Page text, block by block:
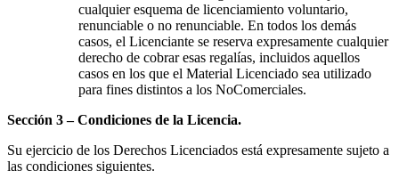
cualquier esquema de licenciamiento voluntario,
renunciable o no renunciable. En todos los demás
casos, el Licenciante se reserva expresamente cualquier
derecho de cobrar esas regalías, incluidos aquellos
casos en los que el Material Licenciado sea utilizado
para fines distintos a los NoComerciales.
Sección 3 – Condiciones de la Licencia.
Su ejercicio de los Derechos Licenciados está expresamente sujeto a
las condiciones siguientes.